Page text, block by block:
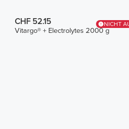
NICHT
CHF 52.15
Vitargo® + Electrolytes 2000 g